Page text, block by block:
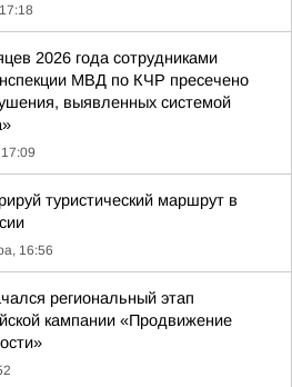
2026 года сотрудниками
МВД по КЧР пресечено
выявленных системой
туристический маршрут в
16:56
региональный этап
кампании «Продвижение